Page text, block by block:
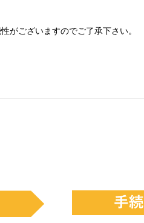
がございますのでご了承下さい。